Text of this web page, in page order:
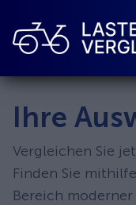
Ihre
Vergleichen Sie
Finden Sie
Bereich